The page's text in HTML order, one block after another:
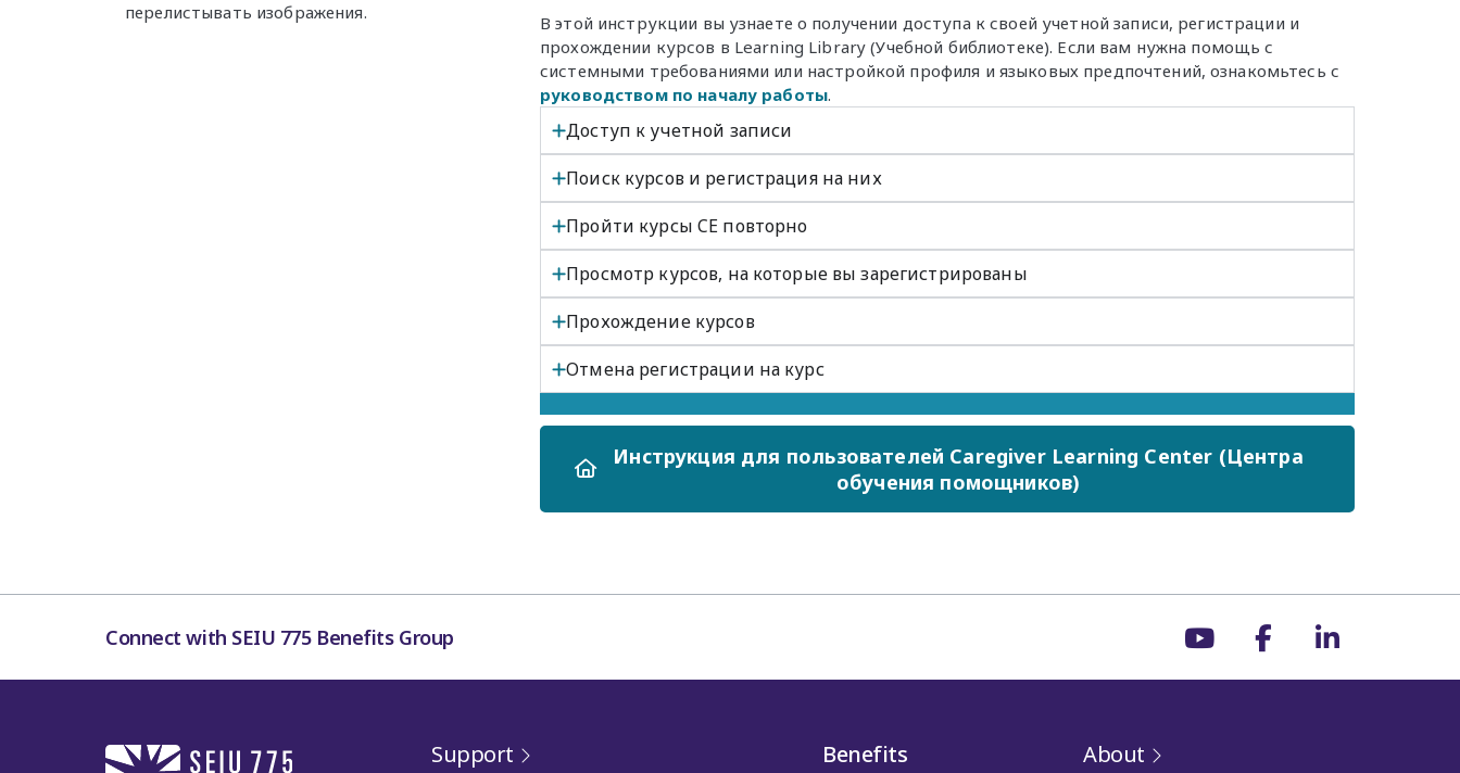
перелистывать изображения.
В этой инструкции вы узнаете о получении доступа к своей учетной записи, регистрации и
прохождении курсов в Learning Library (Учебной библиотеке). Если вам нужна помощь с
системными требованиями или настройкой профиля и языковых предпочтений, ознакомьтесь с
руководством по началу работы.
Доступ к учетной записи
Поиск курсов и регистрация на них
Пройти курсы CE повторно
Просмотр курсов, на которые вы зарегистрированы
Прохождение курсов
Отмена регистрации на курс
Инструкция для пользователей Caregiver Learning Center (Центра
обучения помощников)
Connect with SEIU 775 Benefits Group
Support Benefits About